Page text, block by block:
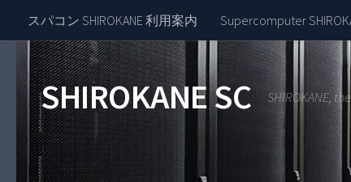
Skip to content
スパコン SHIROKANE 利用案内 Supercomputer
SHIROKANE SC SHIROKANE,